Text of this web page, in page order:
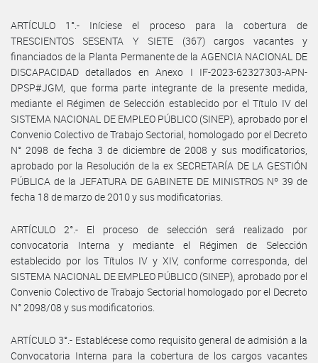
ARTÍCULO 1°.- Iníciese el proceso para la cobertura de
TRESCIENTOS SESENTA Y SIETE (367) cargos vacantes y
financiados de la Planta Permanente de la AGENCIA NACIONAL DE
DISCAPACIDAD detallados en Anexo I IF-2023-62327303-APN-
DPSP#JGM, que forma parte integrante de la presente medida,
mediante el Régimen de Selección establecido por el Título IV del
SISTEMA NACIONAL DE EMPLEO PÚBLICO (SINEP), aprobado por el
Convenio Colectivo de Trabajo Sectorial, homologado por el Decreto
N° 2098 de fecha 3 de diciembre de 2008 y sus modificatorios,
aprobado por la Resolución de la ex SECRETARÍA DE LA GESTIÓN
PÚBLICA de la JEFATURA DE GABINETE DE MINISTROS Nº 39 de
fecha 18 de marzo de 2010 y sus modificatorias.
ARTÍCULO 2°.- El proceso de selección será realizado por
convocatoria Interna y mediante el Régimen de Selección
establecido por los Títulos IV y XIV, conforme corresponda, del
SISTEMA NACIONAL DE EMPLEO PÚBLICO (SINEP), aprobado por el
Convenio Colectivo de Trabajo Sectorial homologado por el Decreto
N° 2098/08 y sus modificatorios.
ARTÍCULO 3°.- Establécese como requisito general de admisión a la
Convocatoria Interna para la cobertura de los cargos vacantes